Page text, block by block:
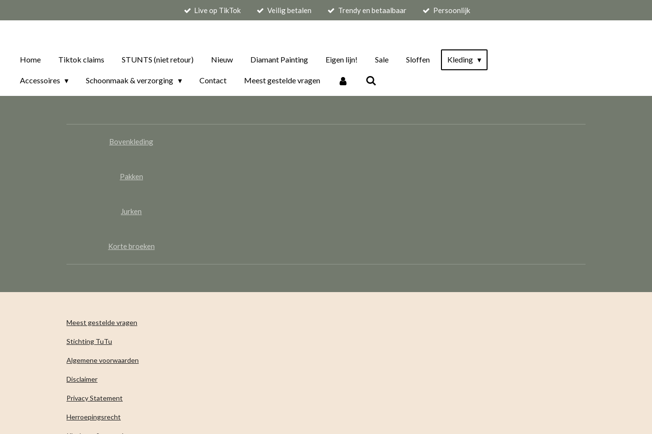
hoofdinhoud
Live op TikTok Veilig betalen Trendy en betaalbaar Persoonlijk
Home Tiktok claims STUNTS (niet retour) Nieuw Diamant Painting Eigen lijn! Sale Sloffen Kleding
Accessoires Schoonmaak & verzorging Contact Meest gestelde vragen
Bovenkleding
Pakken
Jurken
Korte broeken
Meest gestelde vragen
Stichting TuTu
Algemene voorwaarden
Disclaimer
Privacy Statement
Herroepingsrecht